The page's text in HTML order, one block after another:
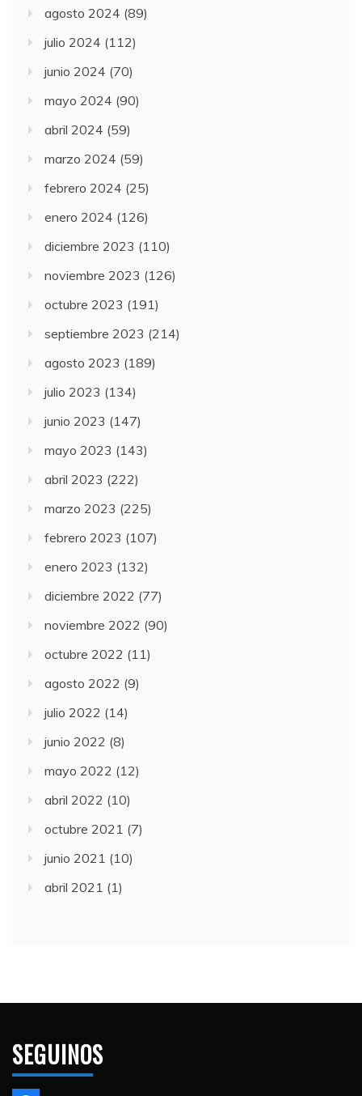
agosto 2024 (89)
julio 2024 (112)
junio 2024 (70)
mayo 2024 (90)
abril 2024 (59)
marzo 2024 (59)
febrero 2024 (25)
enero 2024 (126)
diciembre 2023 (110)
noviembre 2023 (126)
octubre 2023 (191)
septiembre 2023 (214)
agosto 2023 (189)
julio 2023 (134)
junio 2023 (147)
mayo 2023 (143)
abril 2023 (222)
marzo 2023 (225)
febrero 2023 (107)
enero 2023 (132)
diciembre 2022 (77)
noviembre 2022 (90)
octubre 2022 (11)
agosto 2022 (9)
julio 2022 (14)
junio 2022 (8)
mayo 2022 (12)
abril 2022 (10)
octubre 2021 (7)
junio 2021 (10)
abril 2021 (1)
SEGUINOS